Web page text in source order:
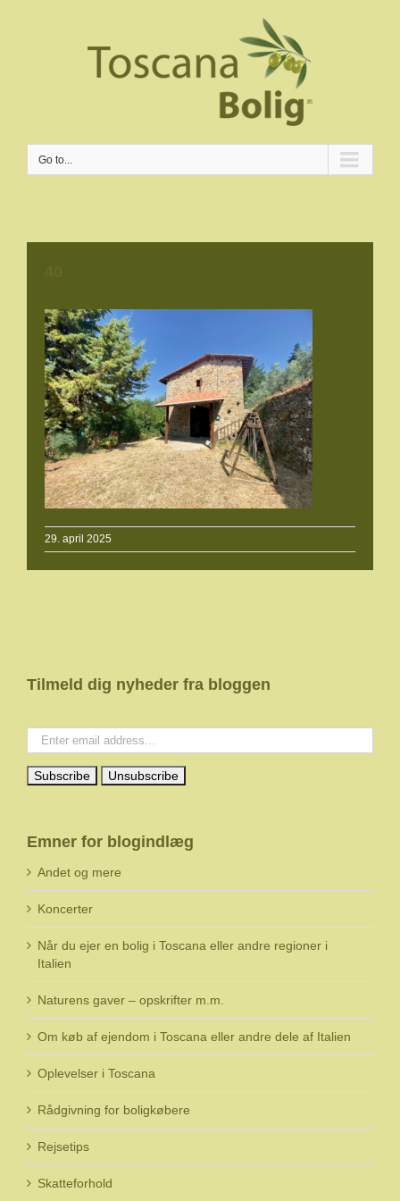
Go to...
29. april 2025
Tilmeld dig nyheder fra bloggen
Emner for blogindlæg
Andet og mere
Koncerter
Når du ejer en bolig i Toscana eller andre regioner i
Italien
Naturens gaver – opskrifter m.m.
Om køb af ejendom i Toscana eller andre dele af Italien
Oplevelser i Toscana
Rådgivning for boligkøbere
Rejsetips
Skatteforhold